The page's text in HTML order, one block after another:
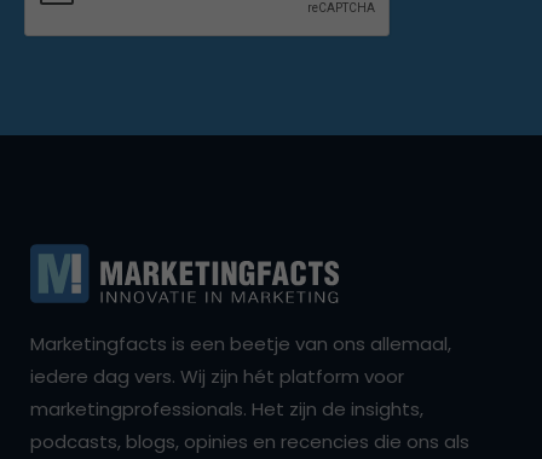
Marketingfacts is een beetje van ons allemaal,
iedere dag vers. Wij zijn hét platform voor
marketingprofessionals. Het zijn de insights,
podcasts, blogs, opinies en recencies die ons als